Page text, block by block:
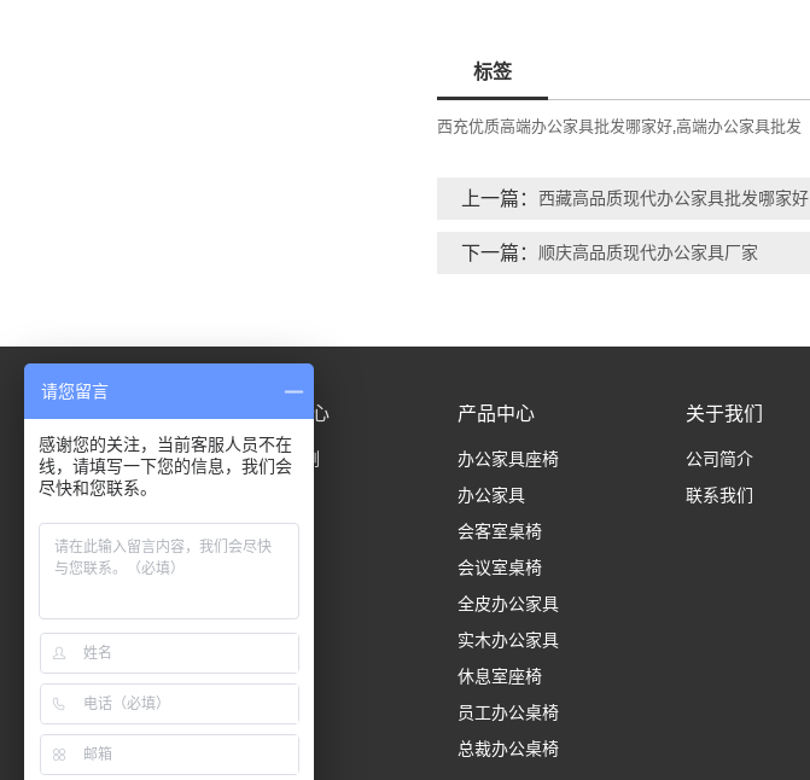
标签
西充优质高端办公家具批发哪家好,高端办公家具批发
上一篇： 西藏高品质现代办公家具批发哪家好
下一篇： 顺庆高品质现代办公家具厂家
案例中心
成功案例
产品中心
办公家具座椅
办公家具
会客室桌椅
会议室桌椅
全皮办公家具
实木办公家具
休息室座椅
员工办公桌椅
总裁办公桌椅
关于我们
公司简介
联系我们
请您留言
感谢您的关注，当前客服人员不在
线，请填写一下您的信息，我们会
尽快和您联系。